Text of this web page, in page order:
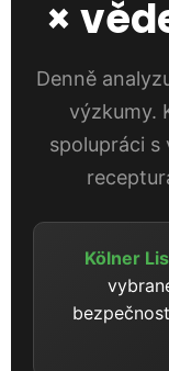
×
Denně
výzkumy.
spolupráci
Kölner